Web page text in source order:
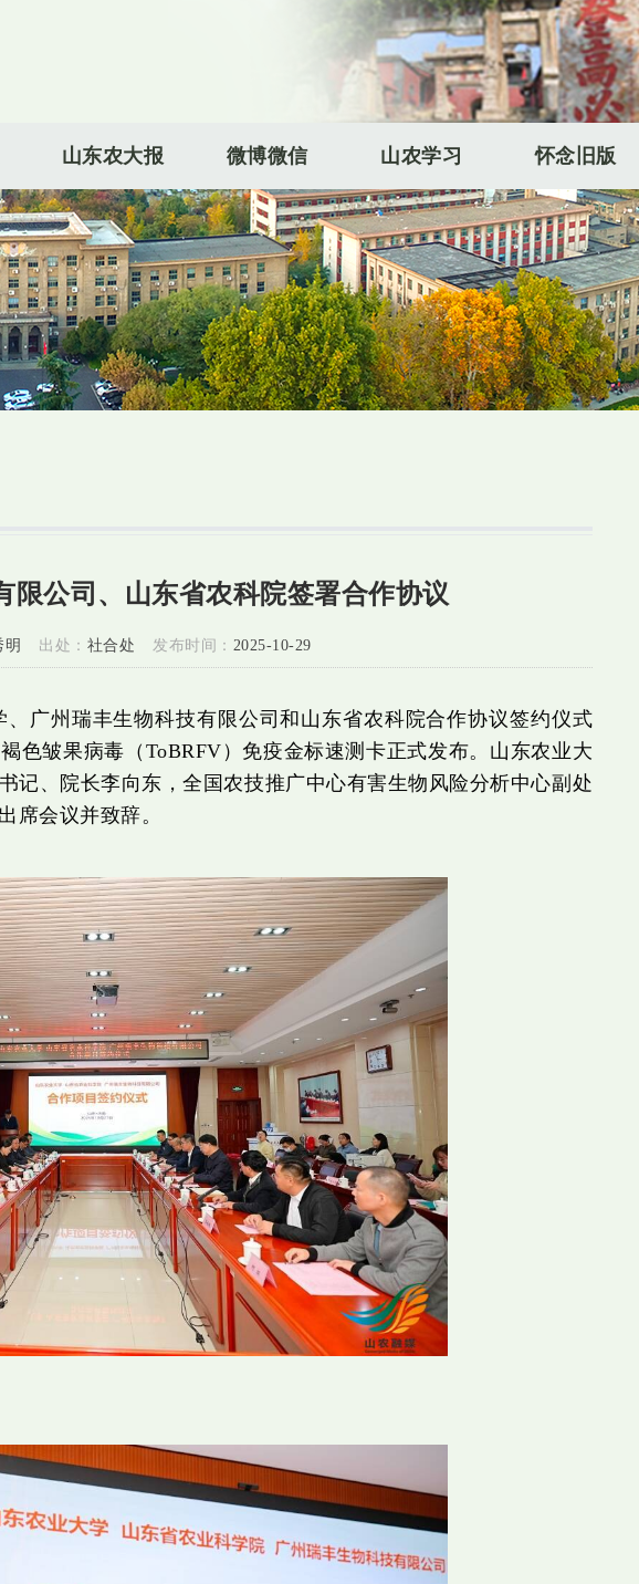
山东农大报 微博微信 山农学习 怀念旧版
限公司、山东省农科院签署合作协议
明 出处： 社合处 发布时间： 2025-10-29
、广州瑞丰生物科技有限公司和山东省农科院合作协议签约仪式
色皱果病毒（ToBRFV）免疫金标速测卡正式发布。山东农业大
记、院长李向东，全国农技推广中心有害生物风险分析中心副处
席会议并致辞。